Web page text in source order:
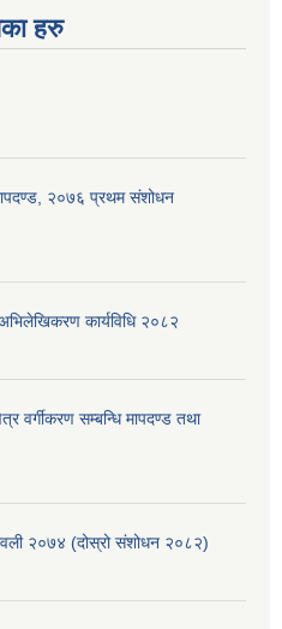
हरु
२०७६ प्रथम संशोधन
कार्यविधि २०८२
वर्गीकरण सम्बन्धि मापदण्ड तथा
२०७४ (दोस्रो संशोधन २०८२)